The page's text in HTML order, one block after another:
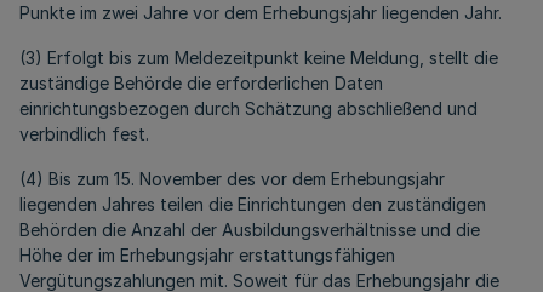
Punkte im zwei Jahre vor dem Erhebungsjahr liegenden Jahr.
(3) Erfolgt bis zum Meldezeitpunkt keine Meldung, stellt die
zuständige Behörde die erforderlichen Daten
einrichtungsbezogen durch Schätzung abschließend und
verbindlich fest.
(4) Bis zum 15. November des vor dem Erhebungsjahr
liegenden Jahres teilen die Einrichtungen den zuständigen
Behörden die Anzahl der Ausbildungsverhältnisse und die
Höhe der im Erhebungsjahr erstattungsfähigen
Vergütungszahlungen mit. Soweit für das Erhebungsjahr die